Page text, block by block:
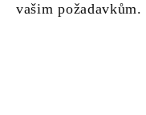
vašim požadavkům.